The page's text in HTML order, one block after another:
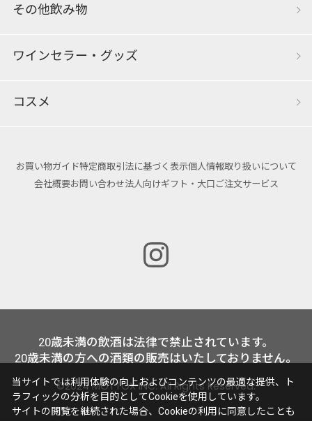
その他飲み物
ワインセラー・グッズ
コスメ
お買い物ガイド特定商取引法に基づく表示個人情報取り扱いについて
会社概要お問い合わせ法人向けギフト・大口ご注文サービス
20歳未満の飲酒は法律で禁止されています。
20歳未満の方への酒類の販売はいたしておりません。
©2024 MOTTOX INC. All Rights Reserved.
当サイトでは利用体験の向上およびコンテンツの最適な提供、ト
ラフィックの分析を目的としてCookieを使用しています。
サイトの閲覧を継続された場合、Cookieの利用に同意したことも